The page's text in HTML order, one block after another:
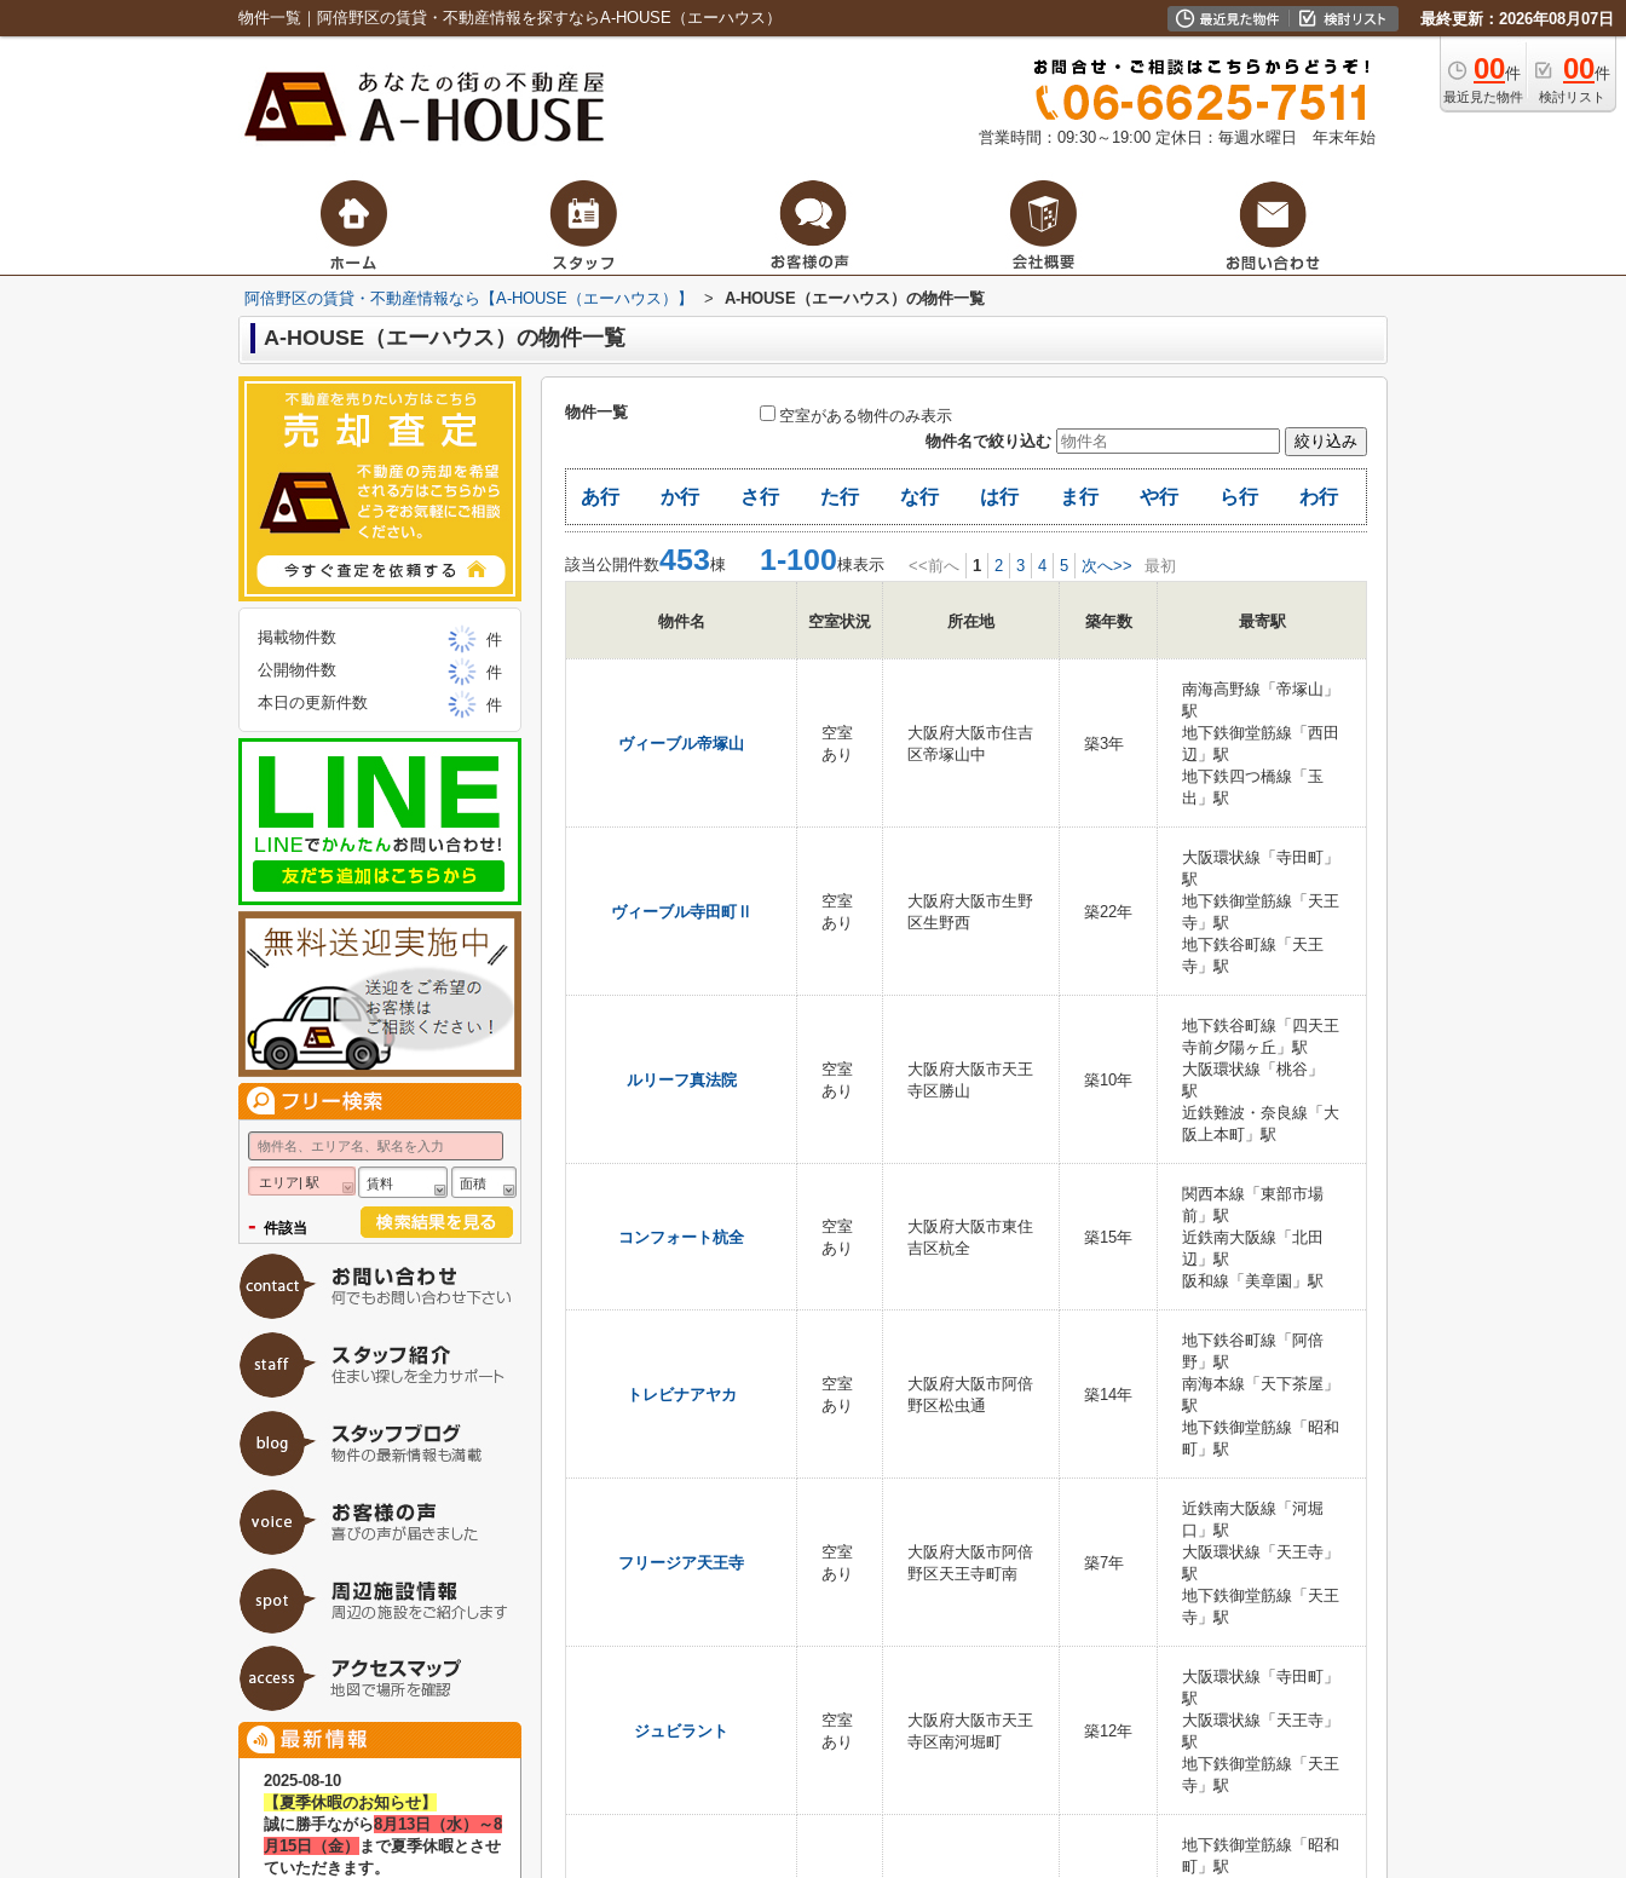
物件一覧｜阿倍野区の賃貸・不動産情報を探すならA-HOUSE（エーハウス） 最終更新：2026年08月07日
00件
最近見た物件
00件
検討リスト
営業時間：09:30～19:00 定休日：毎週水曜日 年末年始
阿倍野区の賃貸・不動産情報なら【A-HOUSE（エーハウス）】 > A-HOUSE（エーハウス）の物件一覧
A-HOUSE（エーハウス）の物件一覧
物件一覧
空室がある物件のみ表示
物件名で絞り込む
あ行 か行 さ行 た行 な行 は行 ま行 や行 ら行 わ行
該当公開件数453棟 1-100棟表示 <<前へ 1 2 3 4 5 次へ>> 最初
物件名 空室状況 所在地 築年数 最寄駅
ヴィーブル帝塚山
空室
あり
大阪府大阪市住吉
区帝塚山中
築3年
南海高野線「帝塚山」
駅
地下鉄御堂筋線「西田
辺」駅
地下鉄四つ橋線「玉
出」駅
ヴィーブル寺田町Ⅱ
空室
あり
大阪府大阪市生野
区生野西
築22年
大阪環状線「寺田町」
駅
地下鉄御堂筋線「天王
寺」駅
地下鉄谷町線「天王
寺」駅
ルリーフ真法院
空室
あり
大阪府大阪市天王
寺区勝山
築10年
地下鉄谷町線「四天王
寺前夕陽ヶ丘」駅
大阪環状線「桃谷」
駅
近鉄難波・奈良線「大
阪上本町」駅
コンフォート杭全
空室
あり
大阪府大阪市東住
吉区杭全
築15年
関西本線「東部市場
前」駅
近鉄南大阪線「北田
辺」駅
阪和線「美章園」駅
トレビナアヤカ
空室
あり
大阪府大阪市阿倍
野区松虫通
築14年
地下鉄谷町線「阿倍
野」駅
南海本線「天下茶屋」
駅
地下鉄御堂筋線「昭和
町」駅
フリージア天王寺
空室
あり
大阪府大阪市阿倍
野区天王寺町南
築7年
近鉄南大阪線「河堀
口」駅
大阪環状線「天王寺」
駅
地下鉄御堂筋線「天王
寺」駅
ジュビラント
空室
あり
大阪府大阪市天王
寺区南河堀町
築12年
大阪環状線「寺田町」
駅
大阪環状線「天王寺」
駅
地下鉄御堂筋線「天王
寺」駅
地下鉄御堂筋線「昭和
町」駅
掲載物件数
件
公開物件数
件
本日の更新件数
件
エリア| 駅 賃料 面積
- 件該当
2025-08-10
【夏季休暇のお知らせ】
誠に勝手ながら8月13日（水）～8
月15日（金）
まで夏季休暇とさせ
ていただきます。